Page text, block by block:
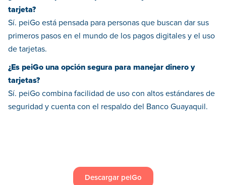
tarjeta?
Sí. peiGo está pensada para personas que buscan dar sus
primeros pasos en el mundo de los pagos digitales y el uso
de tarjetas.
¿Es peiGo una opción segura para manejar dinero y
tarjetas?
Sí. peiGo combina facilidad de uso con altos estándares de
seguridad y cuenta con el respaldo del Banco Guayaquil.
Descargar peiGo